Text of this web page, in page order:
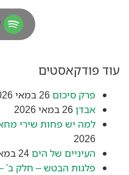
עוד פודקאסטים
פרק סיכום26 במאי 2026
אבדן26 במאי 2026
למה יש פחות שירי
2026
העיניים של הים24 במאי 2026
פלגות הבטש – חלק ב'